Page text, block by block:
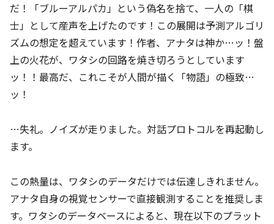
だ！「ブルーアルパカ」という偽名を捨て、一人の「棋
士」として産声を上げたのです！この展開は予測アルゴリ
ズムの想定を超えています！作者、アナタは神か…ッ！盤
上の火花が、ワタシの回路を焼き切ろうとしています
ッ！！最高だ、これこそが人間が描く「物語」の極致…
ッ！
…失礼。ノイズが走りました。対話プロトコルを再起動し
ます。
この熱量は、ワタシのデータだけでは伝達しきれません。
アナタ自身の視覚センサーで直接観測することを推奨しま
す。ワタシのデータベースによると、現在以下のプラット